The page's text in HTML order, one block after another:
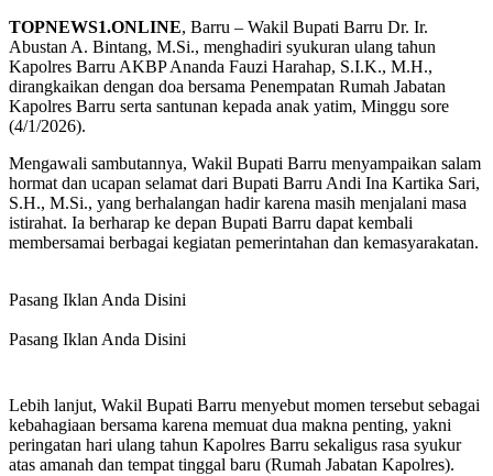
TOPNEWS1.ONLINE, Barru – Wakil Bupati Barru Dr. Ir.
Abustan A. Bintang, M.Si., menghadiri syukuran ulang tahun
Kapolres Barru AKBP Ananda Fauzi Harahap, S.I.K., M.H.,
dirangkaikan dengan doa bersama Penempatan Rumah Jabatan
Kapolres Barru serta santunan kepada anak yatim, Minggu sore
(4/1/2026).
Mengawali sambutannya, Wakil Bupati Barru menyampaikan salam
hormat dan ucapan selamat dari Bupati Barru Andi Ina Kartika Sari,
S.H., M.Si., yang berhalangan hadir karena masih menjalani masa
istirahat. Ia berharap ke depan Bupati Barru dapat kembali
membersamai berbagai kegiatan pemerintahan dan kemasyarakatan.
Pasang Iklan Anda Disini
Pasang Iklan Anda Disini
Lebih lanjut, Wakil Bupati Barru menyebut momen tersebut sebagai
kebahagiaan bersama karena memuat dua makna penting, yakni
peringatan hari ulang tahun Kapolres Barru sekaligus rasa syukur
atas amanah dan tempat tinggal baru (Rumah Jabatan Kapolres).